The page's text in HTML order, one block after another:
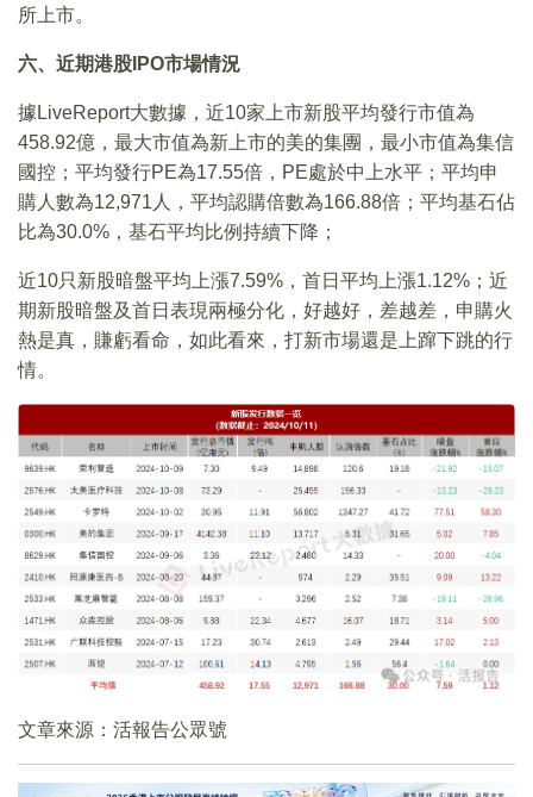
所上市。
六、近期港股IPO市場情況
據LiveReport大數據，近10家上市新股平均發行市值為
458.92億，最大市值為新上市的美的集團，最小市值為集信
國控；平均發行PE為17.55倍，PE處於中上水平；平均申
購人數為12,971人，平均認購倍數為166.88倍；平均基石佔
比為30.0%，基石平均比例持續下降；
近10只新股暗盤平均上漲7.59%，首日平均上漲1.12%；近
期新股暗盤及首日表現兩極分化，好越好，差越差，申購火
熱是真，賺虧看命，如此看來，打新市場還是上蹿下跳的行
情。
文章來源：活報告公眾號